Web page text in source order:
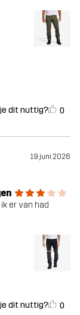
dit nuttig? 0
19 juni 2026
er van had
dit nuttig? 0